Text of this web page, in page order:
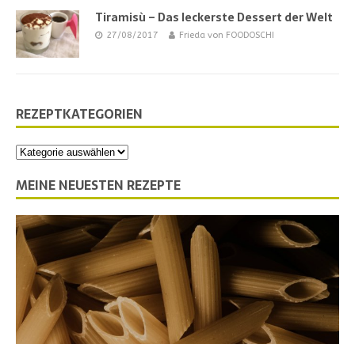
Tiramisù – Das leckerste Dessert der Welt
27/08/2017 Frieda von FOODOSCHI
REZEPTKATEGORIEN
MEINE NEUESTEN REZEPTE